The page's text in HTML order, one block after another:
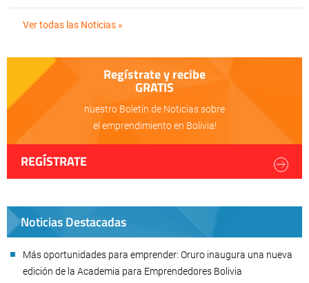
Ver todas las Noticias »
Regístrate y recibe
GRATIS
nuestro Boletín de Noticias sobre
el emprendimiento en Bolivia!
REGÍSTRATE
Noticias Destacadas
Más oportunidades para emprender: Oruro inaugura una nueva
edición de la Academia para Emprendedores Bolivia